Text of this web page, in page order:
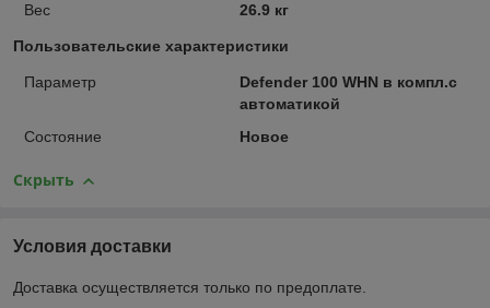
Вес
26.9 кг
Пользовательские характеристики
Параметр
Defender 100 WHN в компл.с
автоматикой
Состояние
Новое
Скрыть
Условия доставки
Доставка осуществляется только по предоплате.